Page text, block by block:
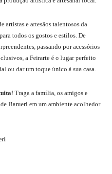
artistas e artesãos talentosos da
todos os gostos e estilos. De
passando por acessórios
a Feirarte é o lugar perfeito
ou dar um toque único à sua casa.
! Traga a família, os amigos e
Barueri em um ambiente acolhedor